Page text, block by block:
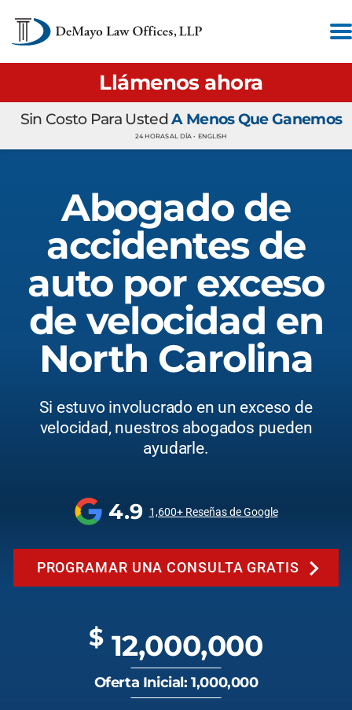
Llámenos ahora
Sin Costo Para UstedA Menos Que Ganemos
24 HORAS AL DÍA • ENGLISH
Abogado de
accidentes de
auto por exceso
de velocidad en
North Carolina
Si estuvo involucrado en un exceso de
velocidad, nuestros abogados pueden
ayudarle.
4.9 1,600+ Reseñas de Google
PROGRAMAR UNA CONSULTA GRATIS
$ 12,000,000
Oferta Inicial: 1,000,000